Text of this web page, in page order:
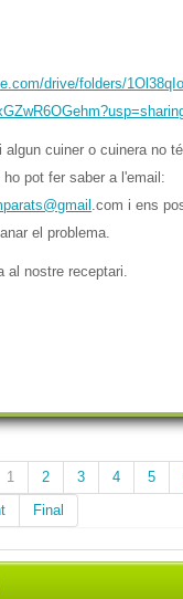
drive/folders/
algun cuiner o cuinera no
pot fer saber a l'email:
.com i ens
el problema.
al nostre receptari.
1 2 3 4 5
Final